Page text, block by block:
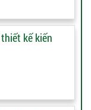
kế kiến